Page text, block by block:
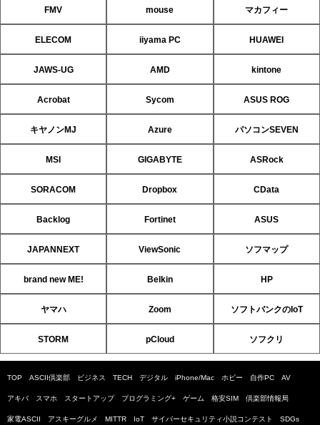
FMV mouse マカフィー
ELECOM iiyama PC HUAWEI
JAWS-UG AMD kintone
Acrobat Sycom ASUS ROG
キヤノンMJ Azure パソコンSEVEN
MSI GIGABYTE ASRock
SORACOM Dropbox CData
Backlog Fortinet ASUS
JAPANNEXT ViewSonic ソフマップ
brand new ME! Belkin HP
ヤマハ Zoom ソフトバンクのIoT
STORM pCloud ソフクリ
TOP ASCII倶楽部 ビジネス TECH デジタル iPhone/Mac ホビー 自作PC AV
アキバ スマホ スタートアップ プログラミング+ ゲーム 格安SIM 倶楽部情報局
家電ASCII アスキーグルメ MITTR IoT サイバーセキュリティ小説コンテスト SDGs